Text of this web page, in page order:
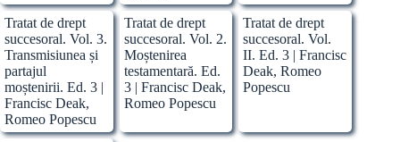
Tratat de drept
succesoral. Vol. 3.
Transmisiunea și
partajul
moștenirii. Ed. 3 |
Francisc Deak,
Romeo Popescu
Tratat de drept
succesoral. Vol. 2.
Moștenirea
testamentară. Ed.
3 | Francisc Deak,
Romeo Popescu
Tratat de drept
succesoral. Vol.
II. Ed. 3 | Francisc
Deak, Romeo
Popescu